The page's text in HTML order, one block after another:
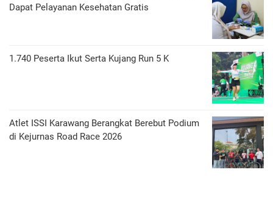
Dapat Pelayanan Kesehatan Gratis
1.740 Peserta Ikut Serta Kujang Run 5 K
Atlet ISSI Karawang Berangkat Berebut Podium
di Kejurnas Road Race 2026